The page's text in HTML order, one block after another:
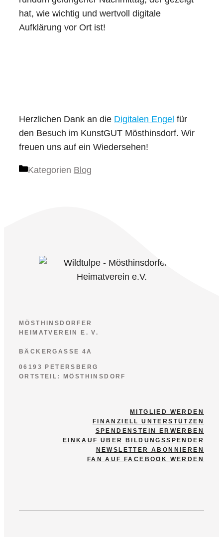
hat, wie wichtig und wertvoll digitale
Aufklärung vor Ort ist!
Herzlichen Dank an die Digitalen Engel für
den Besuch im KunstGUT Mösthinsdorf. Wir
freuen uns auf ein Wiedersehen!
Kategorien Blog
MÖSTHINSDORFER
HEIMATVEREIN E. V.
BÄCKERGASSE 4A
06193 PETERSBERG
ORTSTEIL: MÖSTHINSDORF
MITGLIED WERDEN
FINANZIELL UNTERSTÜTZEN
SPENDENSTEIN ERWERBEN
EINKAUF ÜBER BILDUNGSSPENDER
NEWSLETTER ABONNIEREN
FAN AUF FACEBOOK WERDEN